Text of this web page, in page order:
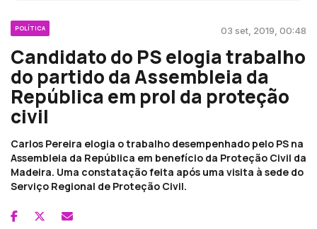
POLÍTICA 03 set, 2019, 00:48
Candidato do PS elogia trabalho
do partido da Assembleia da
República em prol da proteção
civil
Carlos Pereira elogia o trabalho desempenhado pelo PS na
Assembleia da República em benefício da Proteção Civil da
Madeira. Uma constatação feita após uma visita à sede do
Serviço Regional de Proteção Civil.